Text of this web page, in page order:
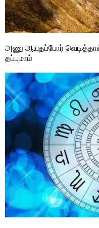
அணு ஆயுதப்போர்
தப்புமாம்